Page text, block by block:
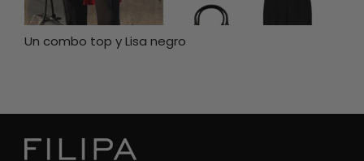
Un combo top y Lisa negro